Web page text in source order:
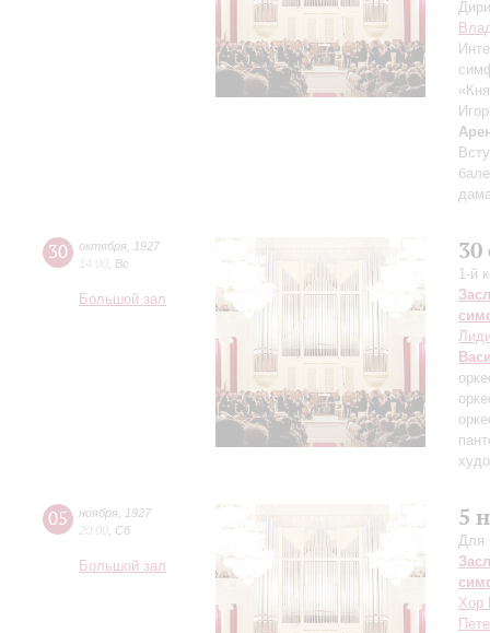
30 октября
1927
14:00 Вс
Большой зал
30
1-й
05 ноября
1927
20:00 Сб
Большой зал
5
Для
Хор